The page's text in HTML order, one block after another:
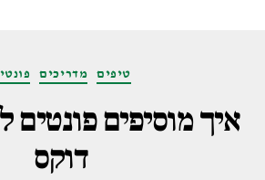
קטגוריות טיפים מדריכים
איך מוסיפים פונטים
דוקס